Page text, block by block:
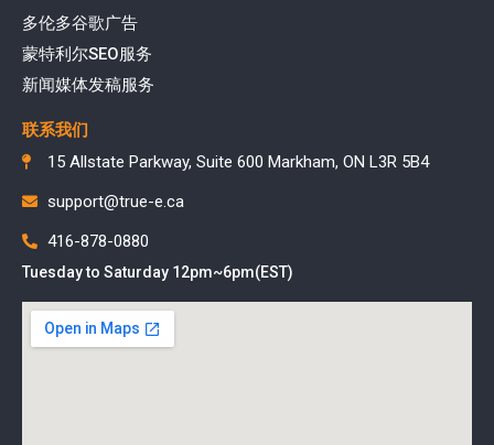
多伦多谷歌广告
蒙特利尔SEO服务
新闻媒体发稿服务
联系我们
15 Allstate Parkway, Suite 600 Markham, ON L3R 5B4
support@true-e.ca
416-878-0880
Tuesday to Saturday 12pm~6pm(EST)